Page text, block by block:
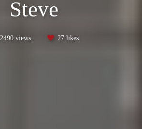
Steve
2490 views 27 likes